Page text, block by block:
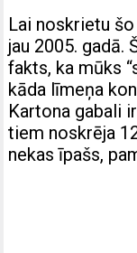
Lai noskrietu
jau 2005. gadā.
fakts, ka mūks
kāda līmeņa
Kartona gabali
tiem noskrēja
nekas īpašs,